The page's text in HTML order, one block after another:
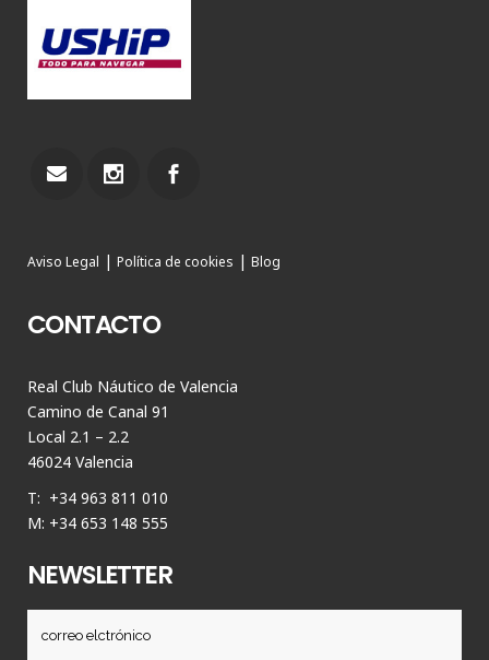
Aviso Legal | Política de cookies | Blog
CONTACTO
Real Club Náutico de Valencia
Camino de Canal 91
Local 2.1 – 2.2
46024 Valencia
T: +34 963 811 010
M: +34 653 148 555
NEWSLETTER